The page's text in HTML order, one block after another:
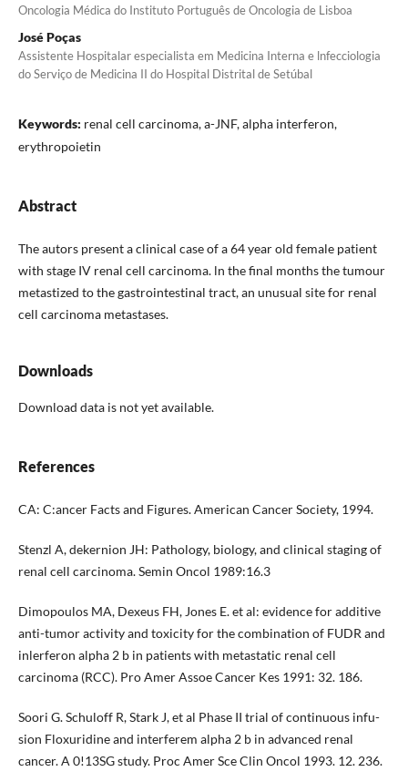
Oncologia Médica do Instituto Português de On­cologia de Lisboa
José Poças
Assistente Hospitalar especialista em Medicina Interna e lnfecciologia
do Serviço de Medicina II do Hospital Distrital de Setúbal
Keywords: renal cell carcinoma, a-JNF, alpha interferon,
erythropoietin
Abstract
The autors present a clinical case of a 64 year old female patient
with stage IV renal cell carci­noma. ln the final months the tumour
metasti­zed to the gastrointestinal tract, an unusual site for renal
cell carcinoma metastases.
Downloads
Download data is not yet available.
References
CA: C:ancer Facts and Figures. American Cancer Society, 1994.
Stenzl A, dekernion JH: Pathology, biology, and clinical staging of
renal cell carcinoma. Semin Oncol 1989:16.3
Dimopoulos MA, Dexeus FH, Jones E. et al: evidence for addi­tive
anti-tumor activity and toxicity for the combination of FUDR and
inlerferon alpha 2 b in patients with metastatic renal cell
carcinoma (RCC). Pro Amer Assoe Cancer Kes 1991: 32. 186.
Soori G. Schuloff R, Stark J, et al Phase II trial of continuous infu­
sion Floxuridine and interferem alpha 2 b in advanced renal
cancer. A 0!13SG study. Proc Amer Sce Clin Oncol 1993. 12. 236.